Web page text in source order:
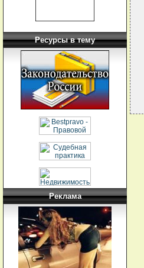
Ресурсы в тему
Реклама